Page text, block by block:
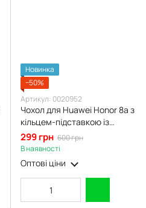
Новинка
−50%
Артикул: 0020952
Чохол для Huawei Honor 8a з
кільцем-підставкою із
золотою окантовкою на
хуавей хонор 8a пудровий
gs1
299 грн 600 грн
В наявності
Оптові ціни